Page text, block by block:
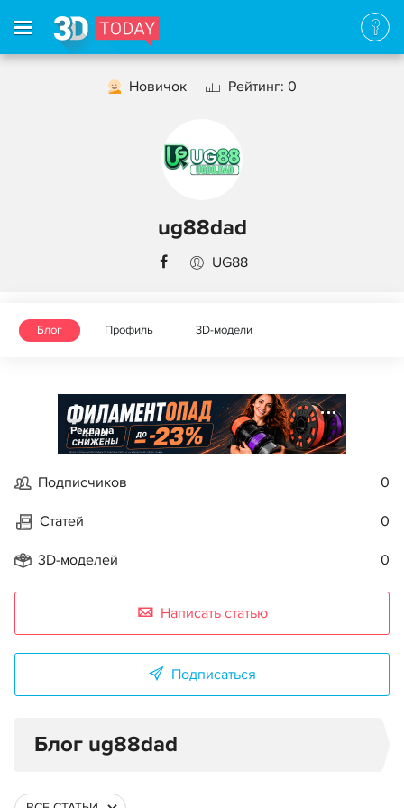
Новичок Рейтинг: 0
ug88dad
UG88
Блог Профиль 3D-модели
Реклама
Подписчиков 0
Статей 0
3D-моделей 0
Написать статью
Подписаться
Блог ug88dad